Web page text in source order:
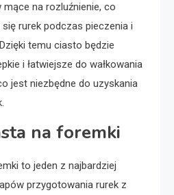
na rozluźnienie, co
rurek podczas pieczenia i
temu ciasto będzie
i łatwiejsze do wałkowania
jest niezbędne do uzyskania
na foremki
to jeden z najbardziej
przygotowania rurek z